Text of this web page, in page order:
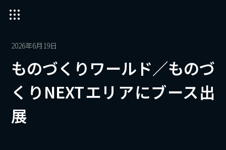
2026年6月19日
ものづくりワールド／ものづ
くりNEXTエリアにブース出
展